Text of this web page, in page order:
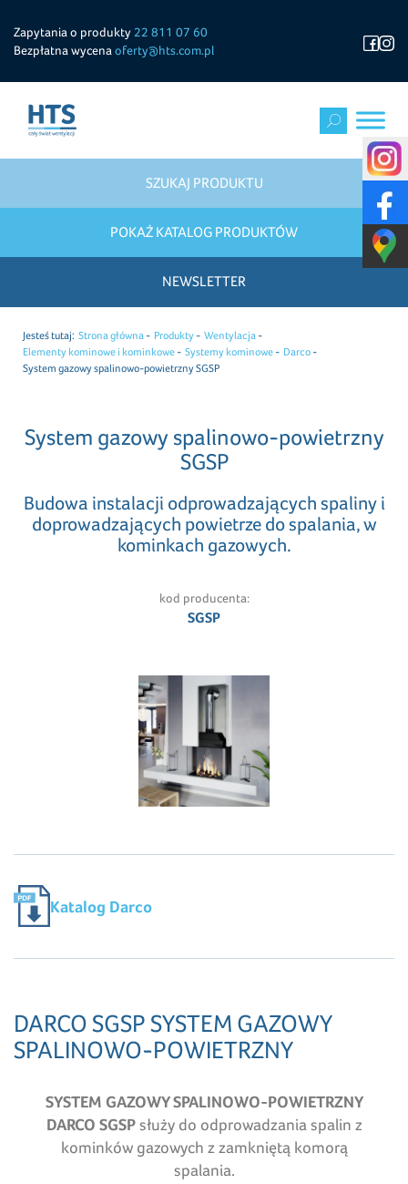
Zapytania o produkty 22 811 07 60
Bezpłatna wycena oferty@hts.com.pl
SZUKAJ PRODUKTU
POKAŻ KATALOG PRODUKTÓW
NEWSLETTER
Jesteś tutaj: Strona główna Produkty
Wentylacja
Elementy kominowe i kominkowe
Systemy kominowe
Darco
System gazowy spalinowo-powietrzny SGSP
System gazowy spalinowo-powietrzny
SGSP
Budowa instalacji odprowadzających spaliny i
doprowadzających powietrze do spalania, w
kominkach gazowych.
kod producenta:
SGSP
Katalog Darco
DARCO SGSP SYSTEM GAZOWY
SPALINOWO-POWIETRZNY
SYSTEM GAZOWY SPALINOWO-POWIETRZNY
DARCO SGSPsłuży do odprowadzania spalin z
kominków gazowych z zamkniętą komorą
spalania.